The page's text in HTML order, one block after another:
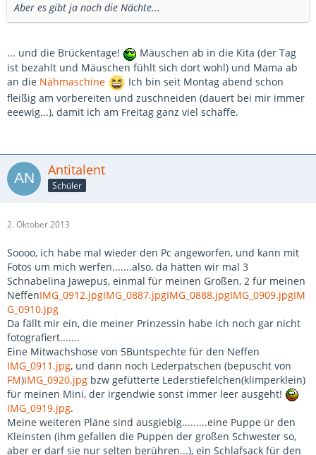
Aber es gibt ja noch die Nächte...
... und die Brückentage!
Mäuschen ab in die Kita (der Tag
ist bezahlt und Mäuschen fühlt sich dort wohl) und Mama ab
an die Nähmaschine
Ich bin seit Montag abend schon
fleißig am vorbereiten und zuschneiden (dauert bei mir immer
eeewig...), damit ich am Freitag ganz viel schaffe.
Antitalent
Schüler
2. Oktober 2013
Soooo, ich habe mal wieder den Pc angeworfen, und kann mit
Fotos um mich werfen.......also, da hätten wir mal 3
Schnabelina Jawepus, einmal für meinen Großen, 2 für meinen
NeffenIMG_0912.jpgIMG_0887.jpgIMG_0888.jpgIMG_0909.jpgIM
G_0910.jpg
Da fällt mir ein, die meiner Prinzessin habe ich noch gar nicht
fotografiert.......
Eine Mitwachshose von 5Buntspechte für den Neffen
IMG_0911.jpg, und dann noch Lederpatschen (bepuscht von
FM)IMG_0920.jpg bzw gefütterte Lederstiefelchen(klimperklein)
für meinen Mini, der irgendwie sonst immer leer ausgeht!
IMG_0919.jpg.
Meine weiteren Pläne sind ausgiebig.........eine Puppe ür den
Kleinsten (ihm gefallen die Puppen der großen Schwester so,
aber er darf sie nur selten berühren...), ein Schlafsack für den